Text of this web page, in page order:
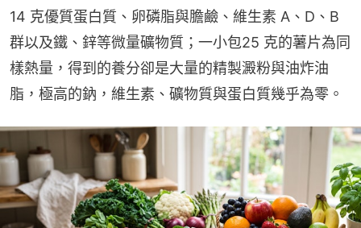
14 克優質蛋白質、卵磷脂與膽鹼、維生素 A、D、B
群以及鐵、鋅等微量礦物質；一小包25 克的薯片為同
樣熱量，得到的養分卻是大量的精製澱粉與油炸油
脂，極高的鈉，維生素、礦物質與蛋白質幾乎為零。